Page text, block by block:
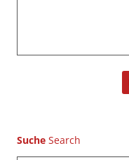
Suche